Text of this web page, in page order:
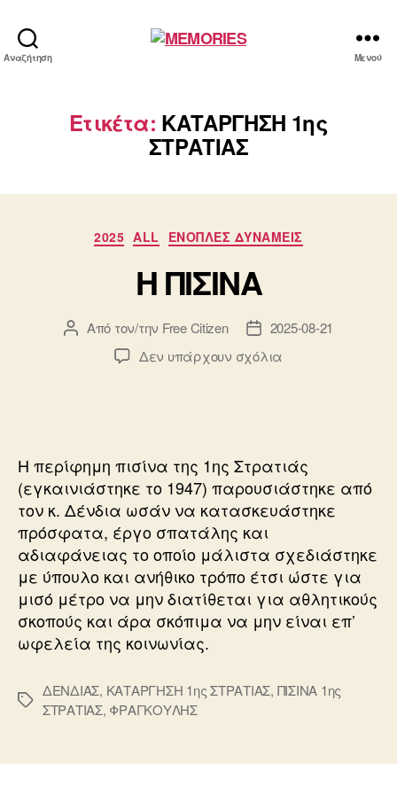
Αναζήτηση Μενού
Ετικέτα: ΚΑΤΑΡΓΗΣΗ 1ης
ΣΤΡΑΤΙΑΣ
Κατηγορίες
2025 ALL ΕΝΟΠΛΕΣ ΔΥΝΑΜΕΙΣ
Η ΠΙΣΙΝΑ
Συντάκτης
άρθρου
Από τον/την Free Citizen
Ημ.
δημοσίευσης
2025-08-21
Δεν υπάρχουν σχόλια
Η περίφημη πισίνα της 1ης Στρατιάς
(εγκαινιάστηκε το 1947) παρουσιάστηκε από
τον κ. Δένδια ωσάν να κατασκευάστηκε
πρόσφατα, έργο σπατάλης και
αδιαφάνειας το οποίο μάλιστα σχεδιάστηκε
με ύπουλο και ανήθικο τρόπο έτσι ώστε για
μισό μέτρο να μην διατίθεται για αθλητικούς
σκοπούς και άρα σκόπιμα να μην είναι επ’
ωφελεία της κοινωνίας.
Ετικέτες
ΔΕΝΔΙΑΣ, ΚΑΤΑΡΓΗΣΗ 1ης ΣΤΡΑΤΙΑΣ, ΠΙΣΙΝΑ 1ης
ΣΤΡΑΤΙΑΣ, ΦΡΑΓΚΟΥΛΗΣ